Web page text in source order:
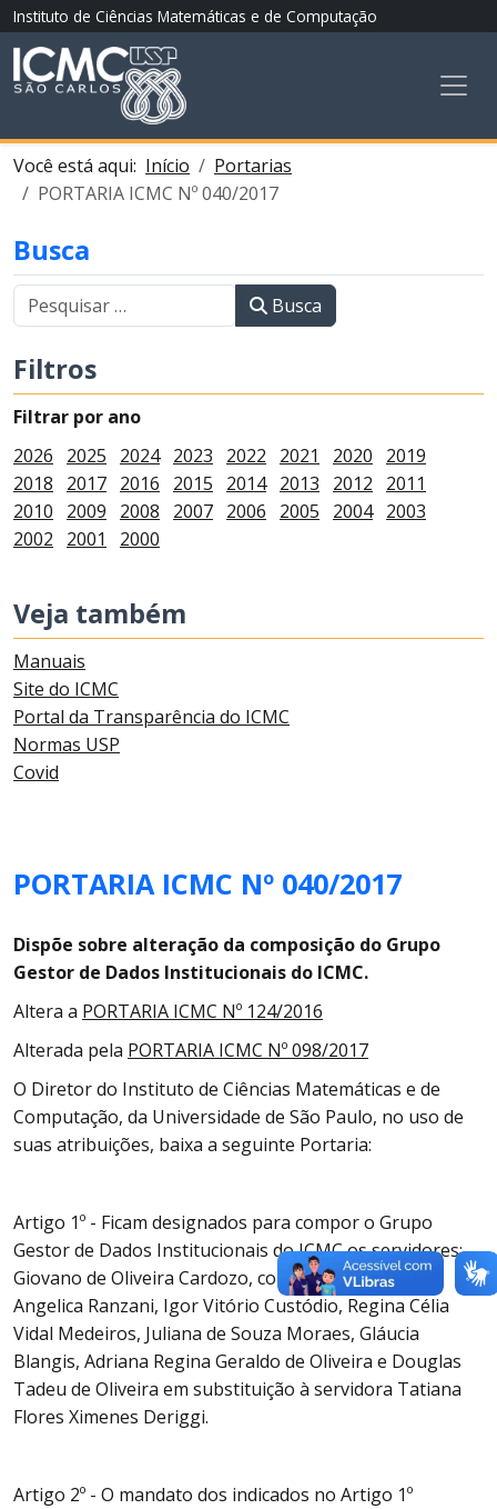
Instituto de Ciências Matemáticas e de Computação
Você está aqui: Início
Portarias
PORTARIA ICMC Nº 040/2017
Busca
Busca
Filtros
Filtrar por ano
2026
2025 2024 2023 2022 2021 2020
2019
2018
2017 2016 2015 2014 2013 2012
2011
2010
2009 2008 2007 2006 2005 2004 2003
2002
2001 2000
Veja também
Manuais
Site do ICMC
Portal da Transparência do ICMC
Normas USP
Covid
PORTARIA ICMC Nº 040/2017
Dispõe sobre alteração da composição do Grupo
Gestor de Dados Institucionais do ICMC.
Altera a PORTARIA ICMC Nº 124/2016
Alterada pela PORTARIA ICMC Nº 098/2017
O Diretor do Instituto de Ciências Matemáticas e de
Computação, da Universidade de São Paulo, no uso de
suas atribuições, baixa a seguinte Portaria:
Artigo 1º - Ficam designados para compor o Grupo
Gestor de Dados Institucionais do ICMC os servidores:
Giovano de Oliveira Cardozo, como Coordenador,
Angelica Ranzani, Igor Vitório Custódio, Regina Célia
Vidal Medeiros, Juliana de Souza Moraes, Gláucia
Blangis, Adriana Regina Geraldo de Oliveira e Douglas
Tadeu de Oliveira em substituição à servidora Tatiana
Flores Ximenes Deriggi.
Artigo 2º - O mandato dos indicados no Artigo 1º